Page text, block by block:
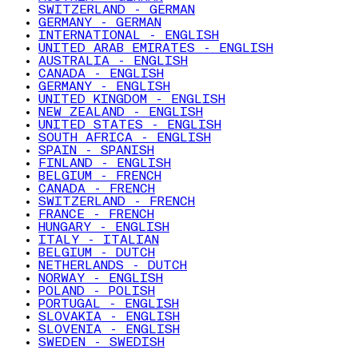
SWITZERLAND - GERMAN
GERMANY - GERMAN
INTERNATIONAL - ENGLISH
UNITED ARAB EMIRATES - ENGLISH
AUSTRALIA - ENGLISH
CANADA - ENGLISH
GERMANY - ENGLISH
UNITED KINGDOM - ENGLISH
NEW ZEALAND - ENGLISH
UNITED STATES - ENGLISH
SOUTH AFRICA - ENGLISH
SPAIN - SPANISH
FINLAND - ENGLISH
BELGIUM - FRENCH
CANADA - FRENCH
SWITZERLAND - FRENCH
FRANCE - FRENCH
HUNGARY - ENGLISH
ITALY - ITALIAN
BELGIUM - DUTCH
NETHERLANDS - DUTCH
NORWAY - ENGLISH
POLAND - POLISH
PORTUGAL - ENGLISH
SLOVAKIA - ENGLISH
SLOVENIA - ENGLISH
SWEDEN - SWEDISH